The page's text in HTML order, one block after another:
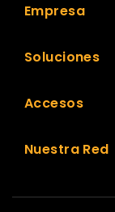
Empresa
Soluciones
Accesos
Nuestra Red